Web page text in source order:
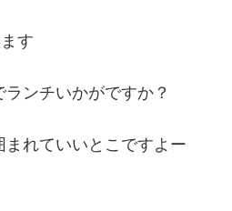
す
ンチいかがですか？
まれていいとこですよー